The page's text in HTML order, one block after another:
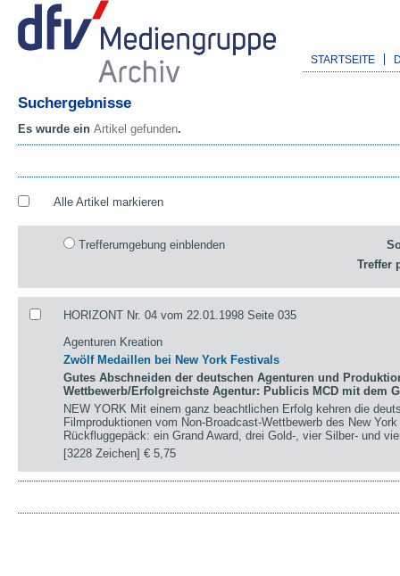
STARTSEITE
Suchergebnisse
Es wurde ein Artikel gefunden.
Alle Artikel markieren
Trefferumgebung einblenden
Treffer
HORIZONT Nr. 04 vom 22.01.1998 Seite 035
Agenturen Kreation
Zwölf Medaillen bei New York Festivals
Gutes Abschneiden der deutschen Agenturen und
Wettbewerb/Erfolgreichste Agentur: Publicis MCD mit dem
NEW YORK Mit einem ganz beachtlichen Erfolg kehren die
Filmproduktionen vom Non-Broadcast-Wettbewerb des New
Rückfluggepäck: ein Grand Award, drei Gold-, vier Silber- und
[3228 Zeichen]€ 5,75